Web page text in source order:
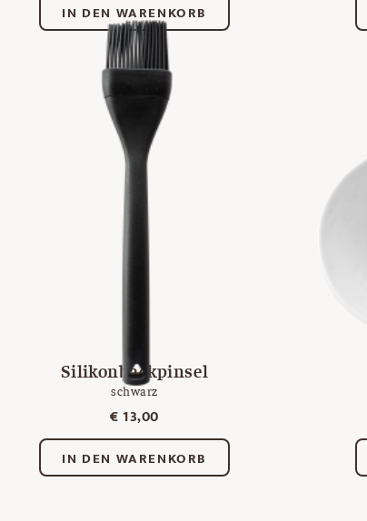
IN DEN WARENKORB
Silikonbackpinsel
schwarz
€ 13,00
IN DEN WARENKORB